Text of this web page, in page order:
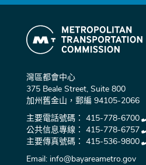
灣區都會中心
375 Beale Street, Suite 800
加州舊金山，郵編 94105-2066
主要電話號碼： 415-778-6700
公共信息專線： 415-778-6757
主要傳真號碼： 415-536-9800
Email: info@bayareametro.gov